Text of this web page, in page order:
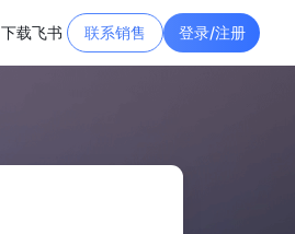
下载飞书 联系销售 登录/注册